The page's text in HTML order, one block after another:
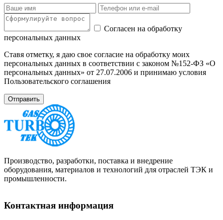
Согласен на обработку
персональных данных
Ставя отметку, я даю свое согласие на обработку моих
персональных данных в соответствии с законом №152-ФЗ «О
персональных данных» от 27.07.2006 и принимаю условия
Пользовательского соглашения
Производство, разработки, поставка и внедрение
оборудования, материалов и технологий для отраслей ТЭК и
промышленности.
Контактная информация